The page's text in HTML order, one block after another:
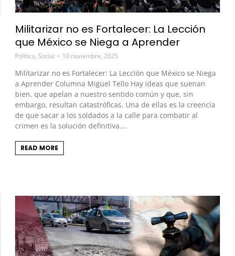
Militarizar no es Fortalecer: La Lección
que México se Niega a Aprender
Política, Social 10 noviembre, 2025
Militarizar no es Fortalecer: La Lección que México se Niega
a Aprender Columna Miguel Tello Hay ideas que suenan
bien, que apelan a nuestro sentido común y que, sin
embargo, resultan catastróficas. Una de ellas es la creencia
de que sacar a los soldados a la calle para combatir al
crimen es la solución definitiva.…
READ MORE